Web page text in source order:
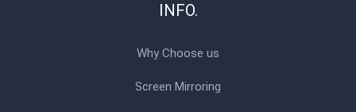
INFO.
Why Choose us
Screen Mirroring